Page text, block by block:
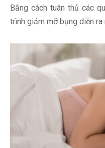
Bằng cách tuân thủ các
trình giảm mỡ bụng diễn ra